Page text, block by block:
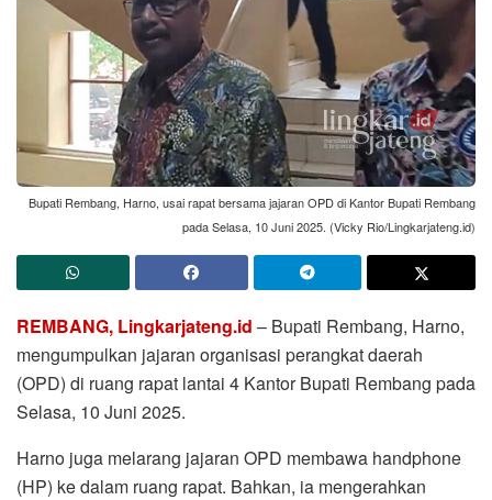
Bupati Rembang, Harno, usai rapat bersama jajaran OPD di Kantor Bupati Rembang
pada Selasa, 10 Juni 2025. (Vicky Rio/Lingkarjateng.id)
REMBANG, Lingkarjateng.id – Bupati Rembang, Harno,
mengumpulkan jajaran organisasi perangkat daerah
(OPD) di ruang rapat lantai 4 Kantor Bupati Rembang pada
Selasa, 10 Juni 2025.
Harno juga melarang jajaran OPD membawa handphone
(HP) ke dalam ruang rapat. Bahkan, ia mengerahkan